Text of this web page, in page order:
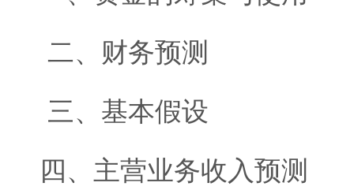
二、财务预测
三、基本假设
四、主营业务收入预测